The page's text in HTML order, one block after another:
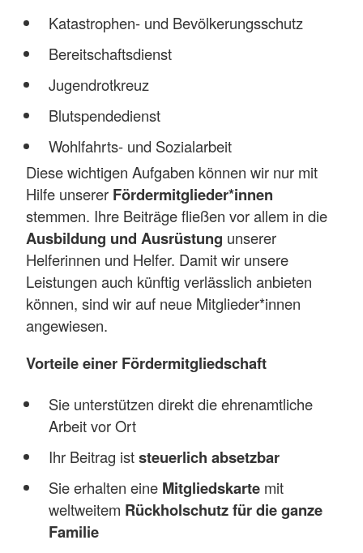
Katastrophen- und Bevölkerungsschutz
Bereitschaftsdienst
Jugendrotkreuz
Blutspendedienst
Wohlfahrts- und Sozialarbeit
Diese wichtigen Aufgaben können wir nur mit
Hilfe unserer Fördermitglieder*innen
stemmen. Ihre Beiträge fließen vor allem in die
Ausbildung und Ausrüstung unserer
Helferinnen und Helfer. Damit wir unsere
Leistungen auch künftig verlässlich anbieten
können, sind wir auf neue Mitglieder*innen
angewiesen.
Vorteile einer Fördermitgliedschaft
Sie unterstützen direkt die ehrenamtliche
Arbeit vor Ort
Ihr Beitrag iststeuerlich absetzbar
Sie erhalten eine Mitgliedskartemit
weltweitem Rückholschutz für die ganze
Familie